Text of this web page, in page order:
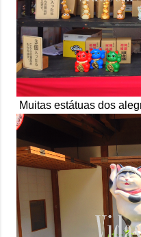
Muitas estátuas dos